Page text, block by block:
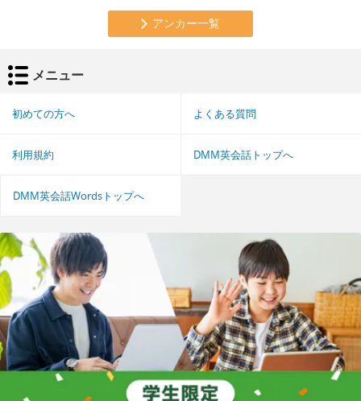
アンカー一覧
メニュー
初めての方へ よくある質問
利用規約 DMM英会話トップへ
DMM英会話Wordsトップへ